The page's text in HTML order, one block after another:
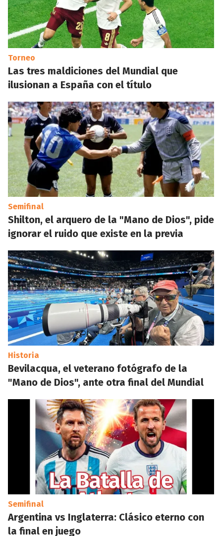
Torneo
Las tres maldiciones del Mundial que
ilusionan a España con el título
Semifinal
Shilton, el arquero de la "Mano de Dios", pide
ignorar el ruido que existe en la previa
Historia
Bevilacqua, el veterano fotógrafo de la
"Mano de Dios", ante otra final del Mundial
Semifinal
Argentina vs Inglaterra: Clásico eterno con
la final en juego